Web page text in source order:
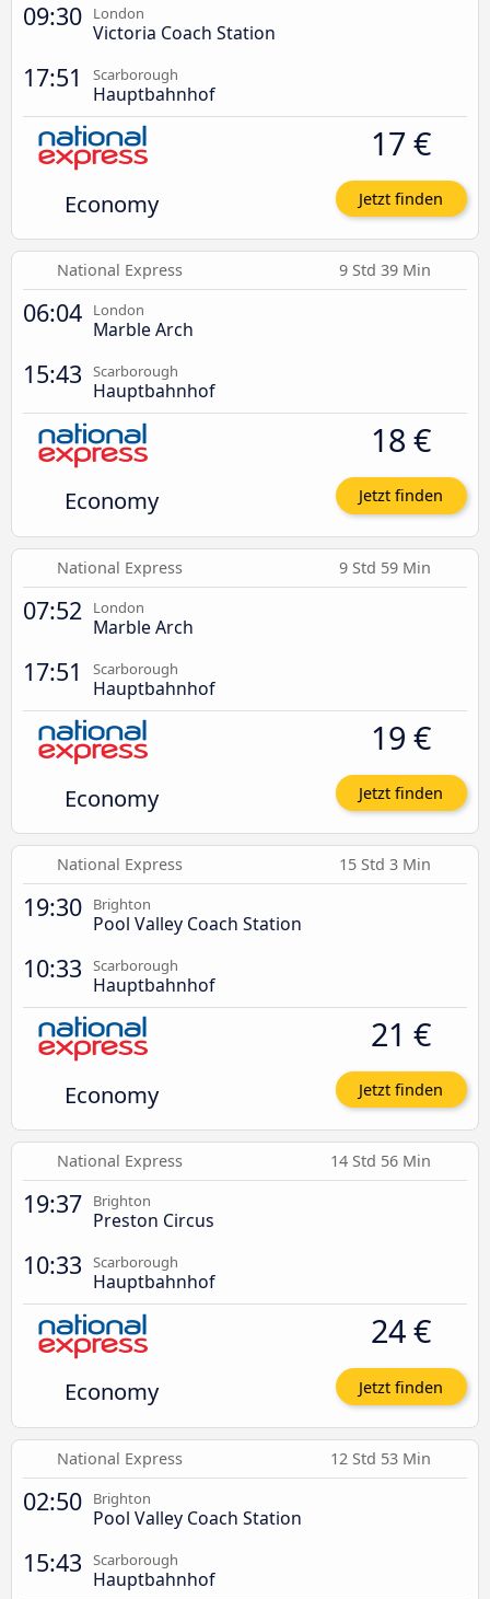
09:30 London
Victoria Coach Station
17:51 Scarborough
Hauptbahnhof
Economy
17 €
Jetzt finden
National Express 9 Std 39 Min
06:04 London
Marble Arch
15:43 Scarborough
Hauptbahnhof
Economy
18 €
Jetzt finden
National Express 9 Std 59 Min
07:52 London
Marble Arch
17:51 Scarborough
Hauptbahnhof
Economy
19 €
Jetzt finden
National Express 15 Std 3 Min
19:30 Brighton
Pool Valley Coach Station
10:33 Scarborough
Hauptbahnhof
Economy
21 €
Jetzt finden
National Express 14 Std 56 Min
19:37 Brighton
Preston Circus
10:33 Scarborough
Hauptbahnhof
Economy
24 €
Jetzt finden
National Express 12 Std 53 Min
02:50 Brighton
Pool Valley Coach Station
15:43 Scarborough
Hauptbahnhof